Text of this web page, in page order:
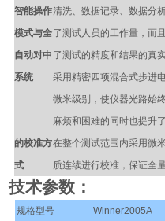
智能操作
模式与全
自动对中
系统
清洗、数据记录、数据分
了测试人员的工作量，而
了测试的精度和结果的真实
采用精密四项混合式步进
微米级别，使仪器光路始
麻烦和困难的同时也提升
的校准方
式
在整个测试范围内采用微
质连续进行校准，保证全
技术参数：
规格型号 Winner2005A